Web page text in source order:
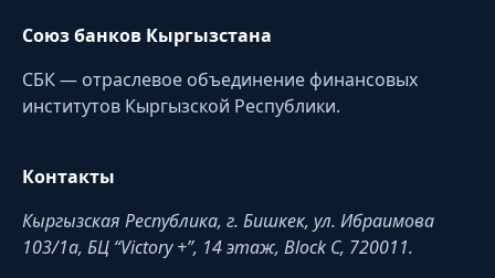
Союз банков Кыргызстана
СБК — отраслевое объединение финансовых
институтов Кыргызской Республики.
Контакты
Кыргызская Республика, г. Бишкек, ул. Ибраимова
103/1a, БЦ “Victory +”, 14 этаж, Block C, 720011.